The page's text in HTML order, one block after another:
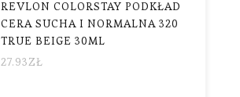
REVLON COLORSTAY PODKŁAD
CERA SUCHA I NORMALNA 320
TRUE BEIGE 30ML
27.93ZŁ